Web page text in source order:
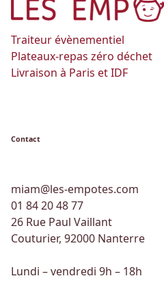
Traiteur évènementiel
Plateaux-repas zéro déchet
Livraison à Paris et IDF
Contact
miam@les-empotes.com
01 84 20 48 77
26 Rue Paul Vaillant
Couturier, 92000 Nanterre
Lundi – vendredi 9h – 18h